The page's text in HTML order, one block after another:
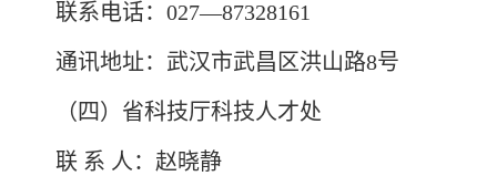
联系电话：027—87328161
通讯地址：武汉市武昌区洪山路8号
（四）省科技厅科技人才处
联 系 人：赵晓静